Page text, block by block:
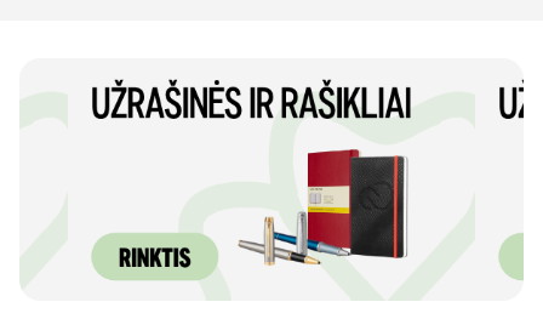
Ar norite sutaupyti
10%
nuo savo užsakymo?